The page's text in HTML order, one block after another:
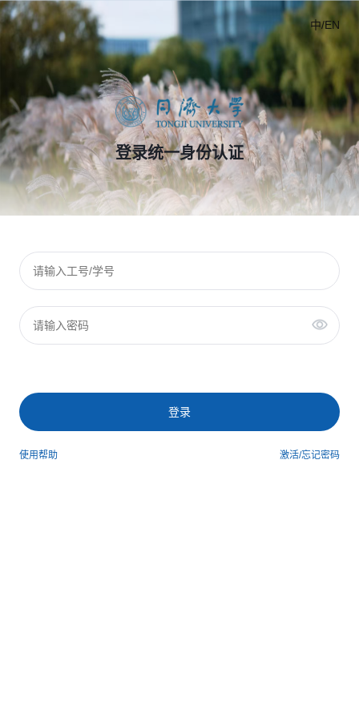
登录统一身份认证
中/EN
登录
使用帮助 激活/忘记密码